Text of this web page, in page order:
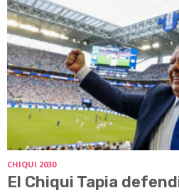
CHIQUI 2030
El Chiqui Tapia